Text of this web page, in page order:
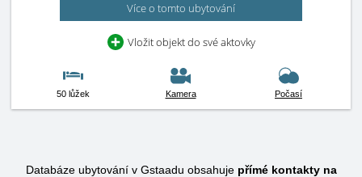
Více o tomto ubytování
Vložit objekt do své aktovky
50 lůžek Kamera Počasí
Databáze ubytování v Gstaadu obsahuje přímé kontakty na